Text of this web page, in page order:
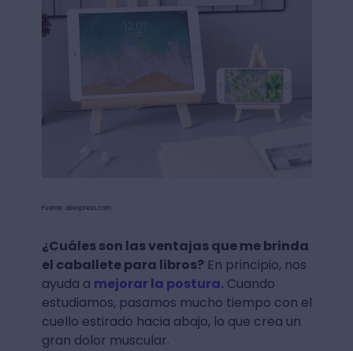
Fuente: aliexpress.com
¿Cuáles son las ventajas que me brinda
el caballete para libros?En principio, nos
ayuda a mejorar la postura.Cuando
estudiamos, pasamos mucho tiempo con el
cuello estirado hacia abajo, lo que crea un
gran dolor muscular.